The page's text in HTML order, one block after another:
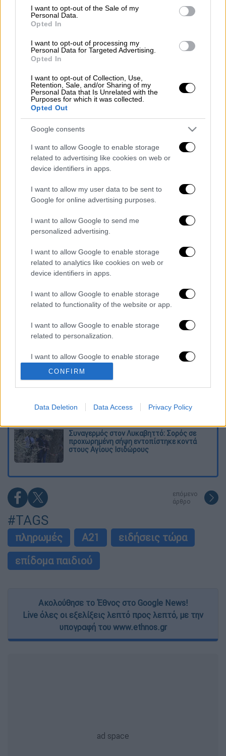
consent section.
I want to opt-out of the Sale of my
Personal Data.
Opted In
I want to opt-out of processing my
Personal Data for Targeted Advertising.
Opted In
I want to opt-out of Collection, Use,
Retention, Sale, and/or Sharing of my
Personal Data that Is Unrelated with the
Purposes for which it was collected.
Opted Out
Google consents
I want to allow Google to enable storage
related to advertising like cookies on web or
device identifiers in apps.
I want to allow my user data to be sent to
Google for online advertising purposes.
I want to allow Google to send me
personalized advertising.
I want to allow Google to enable storage
related to analytics like cookies on web or
device identifiers in apps.
I want to allow Google to enable storage
related to functionality of the website or app.
I want to allow Google to enable storage
related to personalization.
I want to allow Google to enable storage
related to security, including authentication
functionality and fraud prevention, and other
user protection.
CONFIRM
Data Deletion Data Access Privacy Policy
επίδομα παιδιού Α21υπολογίζεται βάσει
των εξαρτώμενων τέκνων που έχουν
δηλωθεί στο Α21 του έτους 2025 και
σύμφωνα με την τελευταία εκκαθαρισμένη
φορολογική δήλωση.
Προκειμένου όμως οι δικαιούχοι να
γνωρίζουν το σωστό ποσό του επιδόματός
τους για το έτος 2025 αλλά και προς
αποφυγή σώρευσης αχρεωστήτως
υποβολή δήλωσης φορολογίας
εισοδήματος-Ε1 τρέχοντος έτους
Η πληρωμή της δόσης του επιδόματος
παιδιού που θα πραγματοποιηθεί μετά τη
λήξη της προθεσμίας υποβολής Ε1
αιτούντες έχουν υποβάλλει τη φορολογική
δήλωση του τρέχοντος έτους.
Διαβάστε ακόμη
Kadebostany στο ethnos.gr: «Κάποτε
αδυναμία, τώρα το βλέπω ως δύναμη»
«Χωρίς σκηνές και κουβέρτες σε ακραίες
θερμοκρασίες»: Σε δραματικές συνθήκες
χιλιάδες μετανάστες στη Θέουτα
πρόταση για σεξουαλική συνεύρεση
Συναγερμός στον Λυκαβηττό: Σορός σε
προχωρημένη σήψη εντοπίστηκε κοντά
στους Αγίους Ισιδώρους
επόμενο
άρθρο
#TAGS
πληρωμές Α21
ειδήσεις τώρα
επίδομα παιδιού
Ακολούθησε το Έθνος στο Google News!
Live όλες οι εξελίξεις λεπτό προς λεπτό, με την
υπογραφή του www.ethnos.gr